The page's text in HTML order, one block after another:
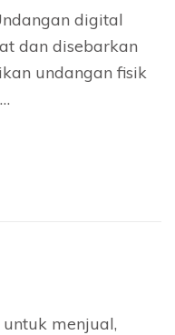
digital
dan disebarkan
undangan fisik
menjual,